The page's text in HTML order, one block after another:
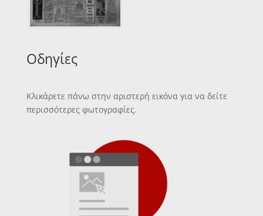
Οδηγίες
Κλικάρετε πάνω στην αριστερή εικόνα για να δείτε
περισσότερες φωτογραφίες.